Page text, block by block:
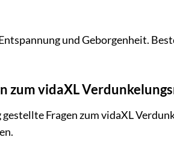
und Geborgenheit.
zum vidaXL
Fragen zum vidaXL